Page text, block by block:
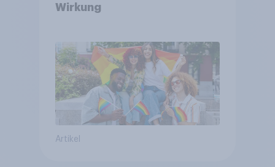
Wirkung
Artikel